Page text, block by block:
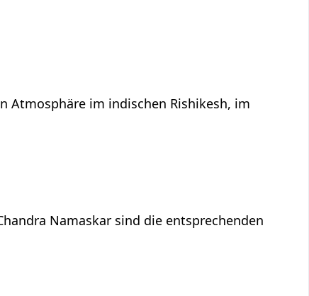
Atmosphäre im indischen Rishikesh, im
Namaskar sind die entsprechenden